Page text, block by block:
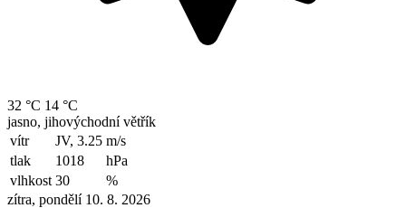
32 °C 14 °C
jasno, jihovýchodní větřík
vítr
JV, 3.25 m/s
tlak
1018
hPa
vlhkost 30
%
zítra, pondělí 10. 8. 2026